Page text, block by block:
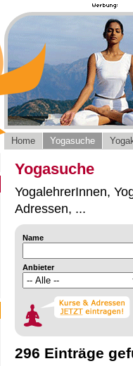
Home Yogasuche
Yogasuche
YogalehrerInnen,
Adressen, ...
Name
Anbieter
296 Einträge